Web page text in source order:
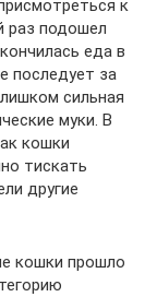
к
раз подошел
еда в
последует за
сильная
муки. В
кошки
тискать
другие
кошки прошло